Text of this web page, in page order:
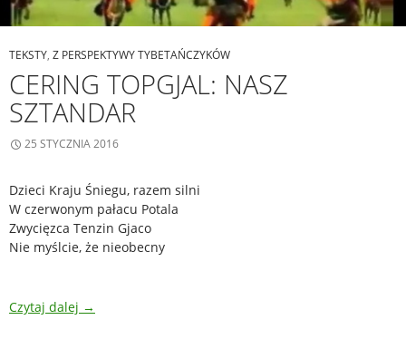
TEKSTY, Z PERSPEKTYWY TYBETAŃCZYKÓW
CERING TOPGJAL: NASZ
SZTANDAR
25 STYCZNIA 2016
Dzieci Kraju Śniegu, razem silni
W czerwonym pałacu Potala
Zwycięzca Tenzin Gjaco
Nie myślcie, że nieobecny
Czytaj dalej →